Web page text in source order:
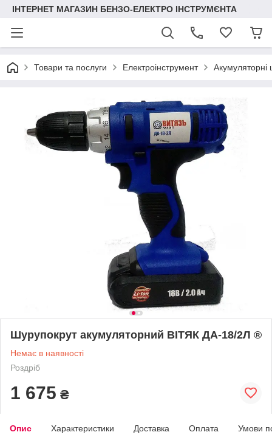
ІНТЕРНЕТ МАГАЗИН БЕНЗО-ЕЛЕКТРО ІНСТРУМЄНТА
Товари та послуги Електроінструмент Акумуляторні
Шурупокрут акумуляторний ВІТЯК ДА-18/2Л ®
Немає в наявності
Роздріб
1 675 ₴
Опис Характеристики Доставка Оплата Умови